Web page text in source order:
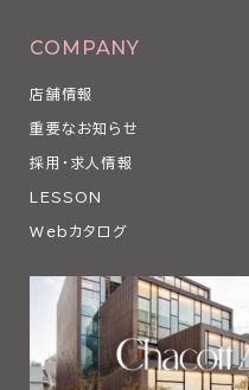
COMPANY
店舗情報
重要なお知らせ
採用・求人情報
LESSON
Webカタログ